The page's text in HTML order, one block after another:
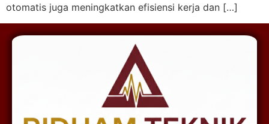
otomatis juga meningkatkan efisiensi kerja dan […]